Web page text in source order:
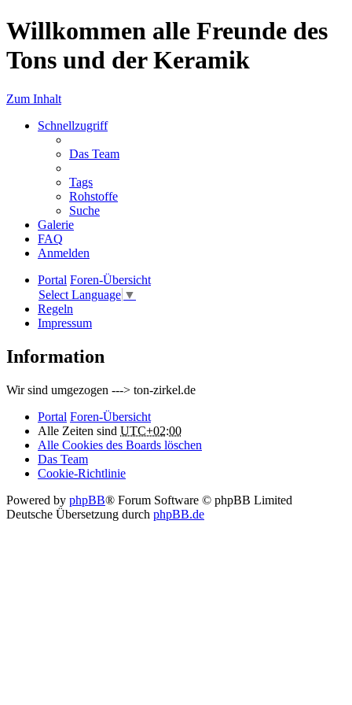
Willkommen alle Freunde des
Tons und der Keramik
Zum Inhalt
Schnellzugriff
Das Team
Tags
Rohstoffe
Suche
Galerie
FAQ
Anmelden
Portal Foren-Übersicht
Select Language ▼
Regeln
Impressum
Information
Wir sind umgezogen ---> ton-zirkel.de
Portal Foren-Übersicht
Alle Zeiten sind UTC+02:00
Alle Cookies des Boards löschen
Das Team
Cookie-Richtlinie
Powered by phpBB® Forum Software © phpBB Limited
Deutsche Übersetzung durch phpBB.de